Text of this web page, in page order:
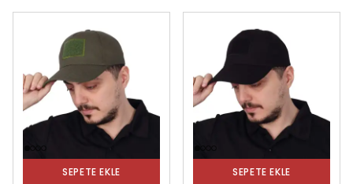
SEPETE EKLE SEPETE EKLE